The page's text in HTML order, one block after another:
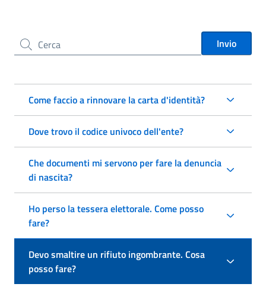
Cerca nel sito Invio
Come faccio a rinnovare la carta d'identità?
Dove trovo il codice univoco dell'ente?
Che documenti mi servono per fare la denuncia
di nascita?
Ho perso la tessera elettorale. Come posso
fare?
Devo smaltire un rifiuto ingombrante. Cosa
posso fare?